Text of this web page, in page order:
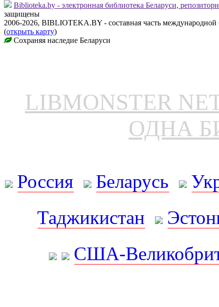
Biblioteka.by - электронная библиотека Беларуси,
защищены
2006-2026, BIBLIOTEKA.BY - составная часть
(открыть карту)
Сохраняя наследие Беларуси
LIBMONSTER
ОДНА
Россия Беларусь
Таджикистан
США-